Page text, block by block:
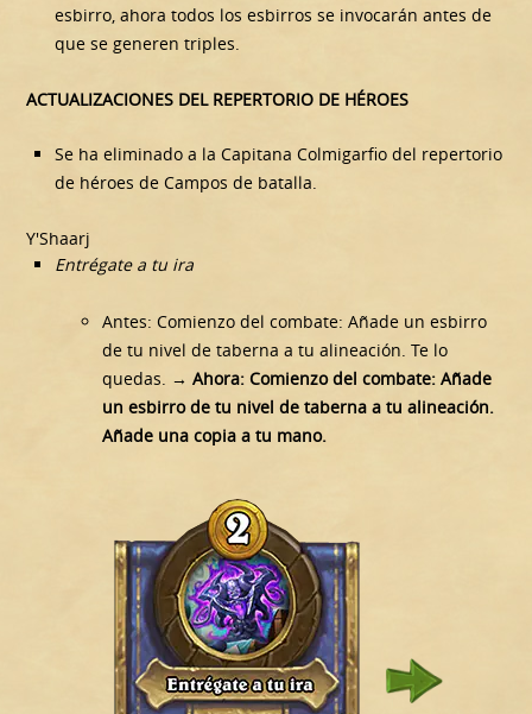
esbirro, ahora todos los esbirros se invocarán antes de
que se generen triples.
ACTUALIZACIONES DEL REPERTORIO DE HÉROES
Se ha eliminado a la Capitana Colmigarfio del repertorio
de héroes de Campos de batalla.
Y'Shaarj
Entrégate a tu ira
Antes: Comienzo del combate: Añade un esbirro
de tu nivel de taberna a tu alineación. Te lo
quedas. → Ahora: Comienzo del combate: Añade
un esbirro de tu nivel de taberna a tu alineación.
Añade una copia a tu mano.